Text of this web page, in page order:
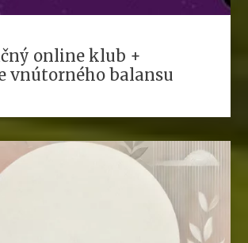
online klub +
vnútorného balansu